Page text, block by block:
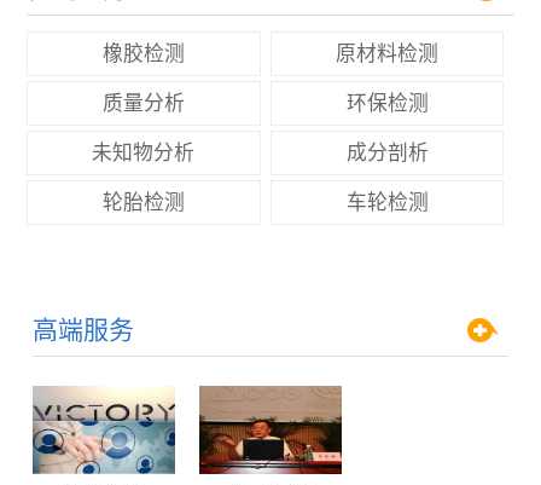
橡胶检测 原材料检测
质量分析 环保检测
未知物分析 成分剖析
轮胎检测 车轮检测
高端服务